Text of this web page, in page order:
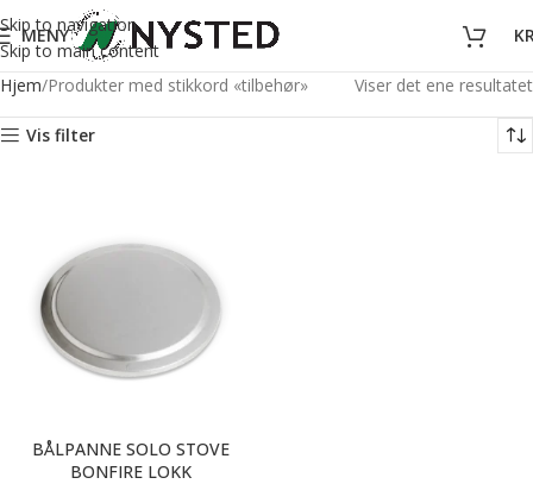
Skip to navigation
Skip to main content
MENY
Hjem Produkter med stikkord «tilbehør» Viser det ene resultatet
Vis filter
BÅLPANNE SOLO STOVE
BONFIRE LOKK